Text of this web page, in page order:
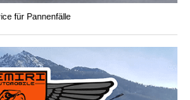
für Pannenfälle